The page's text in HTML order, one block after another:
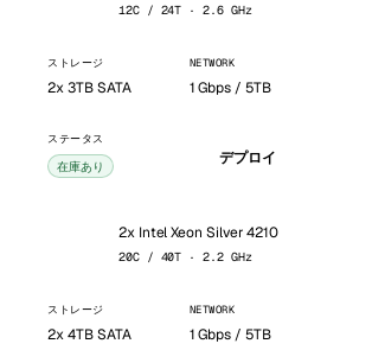
12C / 24T · 2.6 GHz
ストレージ
2x 3TB SATA
NETWORK
1 Gbps / 5TB
ステータス
在庫あり デプロイ
2x Intel Xeon Silver 4210
20C / 40T · 2.2 GHz
ストレージ
2x 4TB SATA
NETWORK
1 Gbps / 5TB